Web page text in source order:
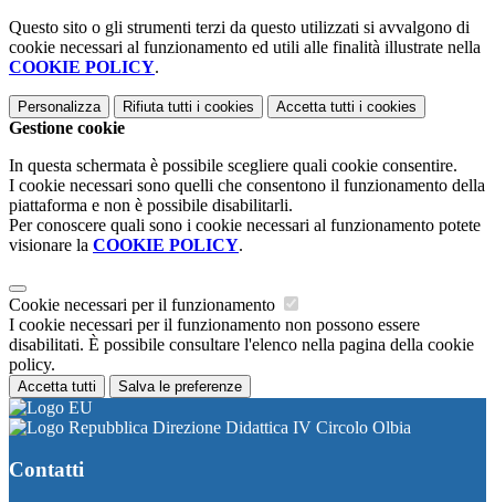
Questo sito o gli strumenti terzi da questo utilizzati si avvalgono di
cookie necessari al funzionamento ed utili alle finalità illustrate nella
COOKIE POLICY.
Personalizza Rifiuta tutti i cookies Accetta tutti i cookies
Gestione cookie
In questa schermata è possibile scegliere quali cookie consentire.
I cookie necessari sono quelli che consentono il funzionamento della
piattaforma e non è possibile disabilitarli.
Per conoscere quali sono i cookie necessari al funzionamento potete
visionare la COOKIE POLICY.
Cookie necessari per il funzionamento
I cookie necessari per il funzionamento non possono essere
disabilitati. È possibile consultare l'elenco nella pagina della cookie
policy.
Accetta tutti Salva le preferenze
Direzione Didattica IV Circolo Olbia
Contatti